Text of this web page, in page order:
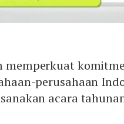
memperkuat
perusahaan
acara